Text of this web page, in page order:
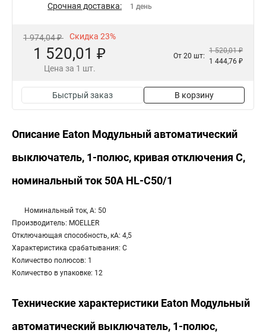
Срочная доставка: 1 день
1 974,04 ₽ Скидка 23%
1 520,01 ₽
Цена за 1 шт.
От 20 шт:
1 520,01 ₽
1 444,76 ₽
Быстрый заказ В корзину
Описание Eaton Модульный автоматический
выключатель, 1-полюс, кривая отключения C,
номинальный ток 50А HL-C50/1
Номинальный ток, А: 50
Производитель: MOELLER
Отключающая способность, кА: 4,5
Характеристика срабатывания: C
Количество полюсов: 1
Количество в упаковке: 12
Технические характеристики Eaton Модульный
автоматический выключатель, 1-полюс,